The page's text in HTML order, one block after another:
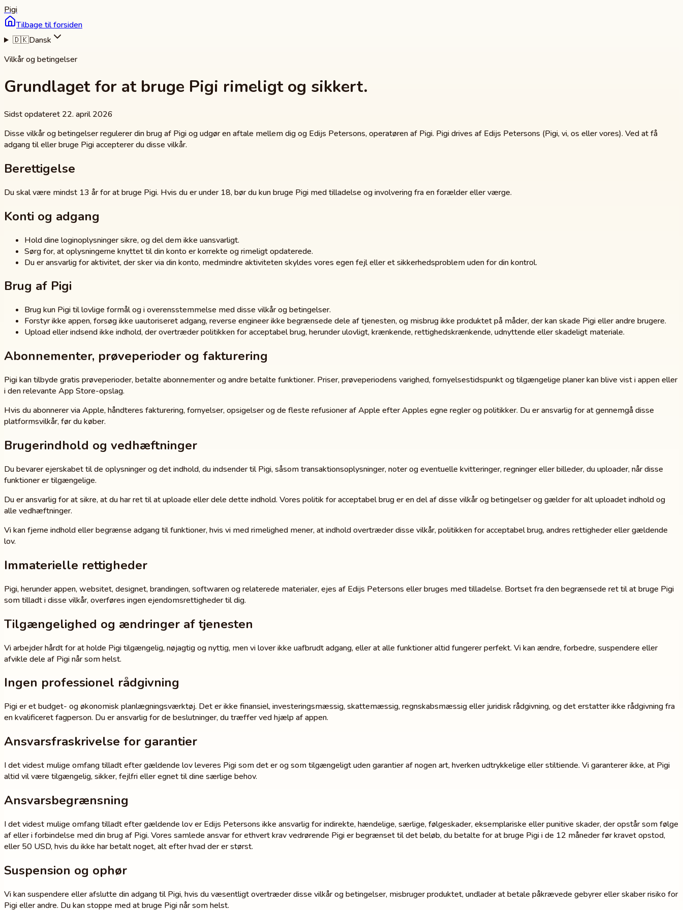
Pigi
Tilbage til forsiden
🇩🇰Dansk
Vilkår og betingelser
Grundlaget for at bruge Pigi rimeligt og sikkert.
Sidst opdateret 22. april 2026
Disse vilkår og betingelser regulerer din brug af Pigi og udgør en aftale mellem dig og Edijs Petersons, operatøren af Pigi. Pigi drives af Edijs Petersons (Pigi, vi, os eller vores). Ved at få
adgang til eller bruge Pigi accepterer du disse vilkår.
Berettigelse
Du skal være mindst 13 år for at bruge Pigi. Hvis du er under 18, bør du kun bruge Pigi med tilladelse og involvering fra en forælder eller værge.
Konti og adgang
Hold dine loginoplysninger sikre, og del dem ikke uansvarligt.
Sørg for, at oplysningerne knyttet til din konto er korrekte og rimeligt opdaterede.
Du er ansvarlig for aktivitet, der sker via din konto, medmindre aktiviteten skyldes vores egen fejl eller et sikkerhedsproblem uden for din kontrol.
Brug af Pigi
Brug kun Pigi til lovlige formål og i overensstemmelse med disse vilkår og betingelser.
Forstyr ikke appen, forsøg ikke uautoriseret adgang, reverse engineer ikke begrænsede dele af tjenesten, og misbrug ikke produktet på måder, der kan skade Pigi eller andre brugere.
Upload eller indsend ikke indhold, der overtræder politikken for acceptabel brug, herunder ulovligt, krænkende, rettighedskrænkende, udnyttende eller skadeligt materiale.
Abonnementer, prøveperioder og fakturering
Pigi kan tilbyde gratis prøveperioder, betalte abonnementer og andre betalte funktioner. Priser, prøveperiodens varighed, fornyelsestidspunkt og tilgængelige planer kan blive vist i appen eller
i den relevante App Store-opslag.
Hvis du abonnerer via Apple, håndteres fakturering, fornyelser, opsigelser og de fleste refusioner af Apple efter Apples egne regler og politikker. Du er ansvarlig for at gennemgå disse
platformsvilkår, før du køber.
Brugerindhold og vedhæftninger
Du bevarer ejerskabet til de oplysninger og det indhold, du indsender til Pigi, såsom transaktionsoplysninger, noter og eventuelle kvitteringer, regninger eller billeder, du uploader, når disse
funktioner er tilgængelige.
Du er ansvarlig for at sikre, at du har ret til at uploade eller dele dette indhold. Vores politik for acceptabel brug er en del af disse vilkår og betingelser og gælder for alt uploadet indhold og
alle vedhæftninger.
Vi kan fjerne indhold eller begrænse adgang til funktioner, hvis vi med rimelighed mener, at indhold overtræder disse vilkår, politikken for acceptabel brug, andres rettigheder eller gældende
lov.
Immaterielle rettigheder
Pigi, herunder appen, websitet, designet, brandingen, softwaren og relaterede materialer, ejes af Edijs Petersons eller bruges med tilladelse. Bortset fra den begrænsede ret til at bruge Pigi
som tilladt i disse vilkår, overføres ingen ejendomsrettigheder til dig.
Tilgængelighed og ændringer af tjenesten
Vi arbejder hårdt for at holde Pigi tilgængelig, nøjagtig og nyttig, men vi lover ikke uafbrudt adgang, eller at alle funktioner altid fungerer perfekt. Vi kan ændre, forbedre, suspendere eller
afvikle dele af Pigi når som helst.
Ingen professionel rådgivning
Pigi er et budget- og økonomisk planlægningsværktøj. Det er ikke finansiel, investeringsmæssig, skattemæssig, regnskabsmæssig eller juridisk rådgivning, og det erstatter ikke rådgivning fra
en kvalificeret fagperson. Du er ansvarlig for de beslutninger, du træffer ved hjælp af appen.
Ansvarsfraskrivelse for garantier
I det videst mulige omfang tilladt efter gældende lov leveres Pigi som det er og som tilgængeligt uden garantier af nogen art, hverken udtrykkelige eller stiltiende. Vi garanterer ikke, at Pigi
altid vil være tilgængelig, sikker, fejlfri eller egnet til dine særlige behov.
Ansvarsbegrænsning
I det videst mulige omfang tilladt efter gældende lov er Edijs Petersons ikke ansvarlig for indirekte, hændelige, særlige, følgeskader, eksemplariske eller punitive skader, der opstår som følge
af eller i forbindelse med din brug af Pigi. Vores samlede ansvar for ethvert krav vedrørende Pigi er begrænset til det beløb, du betalte for at bruge Pigi i de 12 måneder før kravet opstod,
eller 50 USD, hvis du ikke har betalt noget, alt efter hvad der er størst.
Suspension og ophør
Vi kan suspendere eller afslutte din adgang til Pigi, hvis du væsentligt overtræder disse vilkår og betingelser, misbruger produktet, undlader at betale påkrævede gebyrer eller skaber risiko for
Pigi eller andre. Du kan stoppe med at bruge Pigi når som helst.